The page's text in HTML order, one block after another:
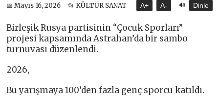
📅 Mayıs 16, 2026 📂 KÜLTÜR SANAT A+ A- 🔊 Dinle
Birleşik Rusya partisinin “Çocuk Sporları”
projesi kapsamında Astrahan’da bir sambo
turnuvası düzenlendi.
2026,
Bu yarışmaya 100’den fazla genç sporcu katıldı.